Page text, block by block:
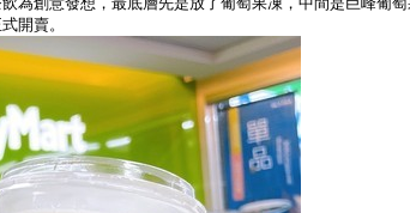
開賣。